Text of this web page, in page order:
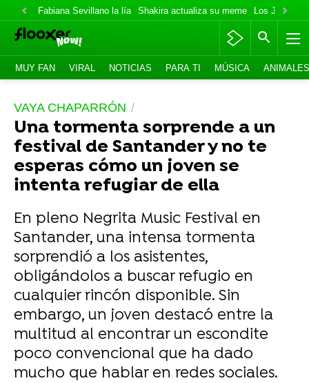
Fabiana Sevillano la lía Shakira actualiza su meme Los Jonas
MUY FAN VIRAL NOTICIAS PARA TI MÚSICA ANIMALES
VAYA CHAPARRÓN
Una tormenta sorprende a un
festival de Santander y no te
esperas cómo un joven se
intenta refugiar de ella
En pleno Negrita Music Festival en
Santander, una intensa tormenta
sorprendió a los asistentes,
obligándolos a buscar refugio en
cualquier rincón disponible. Sin
embargo, un joven destacó entre la
multitud al encontrar un escondite
poco convencional que ha dado
mucho que hablar en redes sociales.